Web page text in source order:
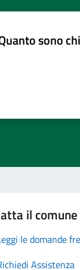
sono
il comune
le domande
Assistenza